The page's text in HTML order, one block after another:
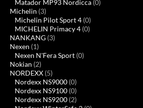
Matador MP93 Nordicca (0)
Michelin (3)
Michelin Pilot Sport 4 (0)
MICHELIN Primacy 4 (0)
NANKANG (3)
Nexen (1)
Nexen N'Fera Sport (0)
Nokian (2)
NORDEXX (5)
Nordexx NS9000 (0)
Nordexx NS9100 (0)
Nordexx NS9200 (2)